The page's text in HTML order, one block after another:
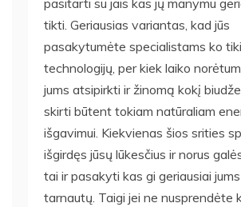
tikti. Geriausias variantas, kad jūs
pasakytumėte specialistams ko
technologijų, per kiek laiko
jums atsipirkti ir žinomą kokį
skirti būtent tokiam natūraliam
išgavimui. Kiekvienas šios srities
išgirdęs jūsų lūkesčius ir norus
tai ir pasakyti kas gi geriausiai
tarnautų. Taigi jei ne nusprendėte